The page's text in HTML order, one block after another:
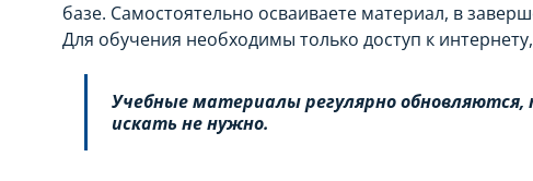
базе. Самостоятельно осваиваете материал, в
Для обучения необходимы только доступ к
Учебные материалы регулярно
искать не нужно.